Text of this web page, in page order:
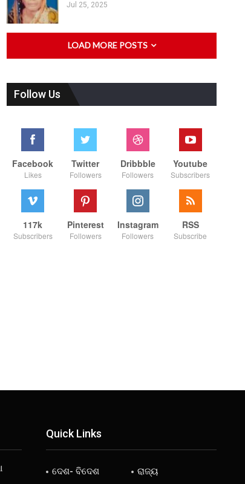
Jul 25, 2025
LOAD MORE POSTS
Follow Us
Facebook
Likes
Twitter
Followers
Dribbble
Followers
Youtube
Subscribers
117k
Subscribers
Pinterest
Followers
Instagram
Followers
RSS
Subscribe
Quick Links
ଦେଶ- ବିଦେଶ ରାଜ୍ୟ